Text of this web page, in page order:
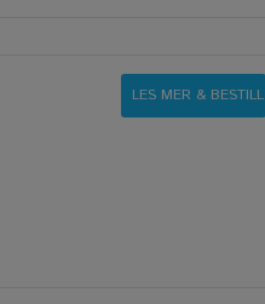
LES MER & BESTILL